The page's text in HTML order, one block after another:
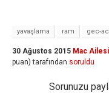
yavaşlama ram gec-
30 Ağustos 2015 Mac Ailesi
puan) tarafından soruldu
Sorunuzu